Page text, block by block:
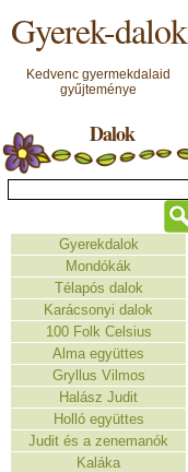
Gyerek-dalok
Kedvenc gyermekdalaid
gyűjteménye
Dalok
Gyerekdalok
Mondókák
Télapós dalok
Karácsonyi dalok
100 Folk Celsius
Alma együttes
Gryllus Vilmos
Halász Judit
Holló együttes
Judit és a zenemanók
Kaláka